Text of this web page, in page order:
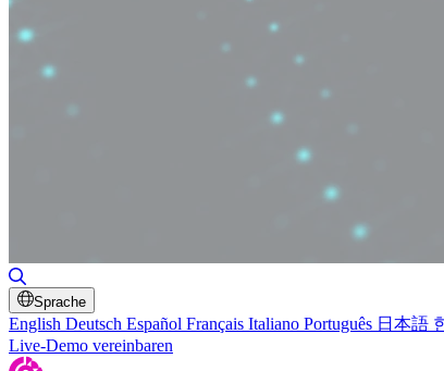
Sprache
English Deutsch Español Français Italiano Português 日本語
Live-Demo vereinbaren